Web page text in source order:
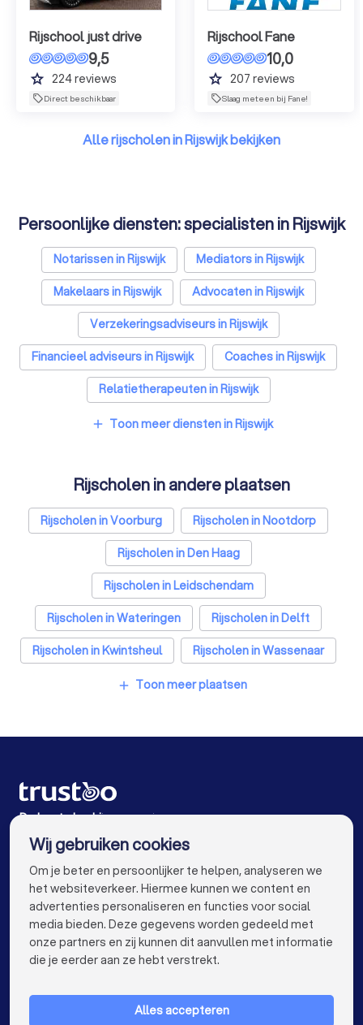
Rijschool just drive
9,5
grade 224reviews
Direct beschikbaar
Rijschool Fane
10,0
grade 207 reviews
Slaag meteen bij Fane!
Alle rijscholen in Rijswijk bekijken
Persoonlijke diensten: specialisten in Rijswijk
Notarissen in Rijswijk
Mediators in Rijswijk
Makelaars in Rijswijk
Advocaten in Rijswijk
Verzekeringsadviseurs in Rijswijk
Financieel adviseurs in Rijswijk
Coaches in Rijswijk
Relatietherapeuten in Rijswijk
Psychologen in Rijswijk
Hypotheekadviseurs in Rijswijk
Personal trainers in Rijswijk
Diëtisten in Rijswijk
add Toon meer diensten in Rijswijk
Rijscholen in andere plaatsen
Rijscholen in Voorburg
Rijscholen in Nootdorp
Rijscholen in Den Haag
Rijscholen in Leidschendam
Rijscholen in Wateringen
Rijscholen in Delft
Rijscholen in Kwintsheul
Rijscholen in Wassenaar
Rijscholen in Pijnacker
Rijscholen in Voorschoten
Rijscholen in Tilburg
Rijscholen in Almere
Rijscholen in Breda
Rijscholen in Nijmegen
Rijscholen in Haarlem
Rijscholen in Arnhem
Rijscholen in Amersfoort
Rijscholen in Apeldoorn
Rijscholen in Den Bosch
Rijscholen in Maastricht
Rijscholen in Zoetermeer
add Toon meer plaatsen
De beste bedrijven voor jou
VOOR PARTICULIEREN keyboard_arrow_down
Wij gebruiken cookies
Om je beter en persoonlijker te helpen, analyseren we
het websiteverkeer. Hiermee kunnen we content en
advertenties personaliseren en functies voor social
media bieden. Deze gegevens worden gedeeld met
onze partners en zij kunnen dit aanvullen met informatie
die je eerder aan ze hebt verstrekt.
Alles accepteren